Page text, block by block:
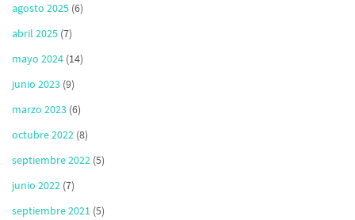
agosto 2025 (6)
abril 2025 (7)
mayo 2024 (14)
junio 2023 (9)
marzo 2023 (6)
octubre 2022 (8)
septiembre 2022 (5)
junio 2022 (7)
septiembre 2021 (5)